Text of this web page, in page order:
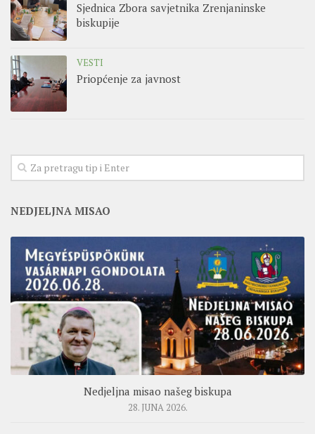
Sjednica Zbora savjetnika Zrenjaninske
biskupije
VESTI
Priopćenje za javnost
NEDJELJNA MISAO
Nedjeljna misao našeg biskupa
28. JUNA 2026.